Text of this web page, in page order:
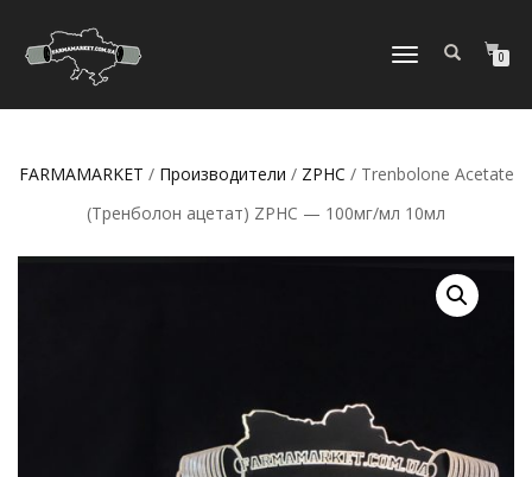
ПЕРЕКЛЮЧИТЬ
0
FARMAMARKET / Производители / ZPHC / Trenbolone Acetate
(Тренболон ацетат) ZPHC — 100мг/мл 10мл